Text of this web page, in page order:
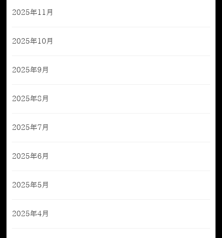
2025年11月
2025年10月
2025年9月
2025年8月
2025年7月
2025年6月
2025年5月
2025年4月